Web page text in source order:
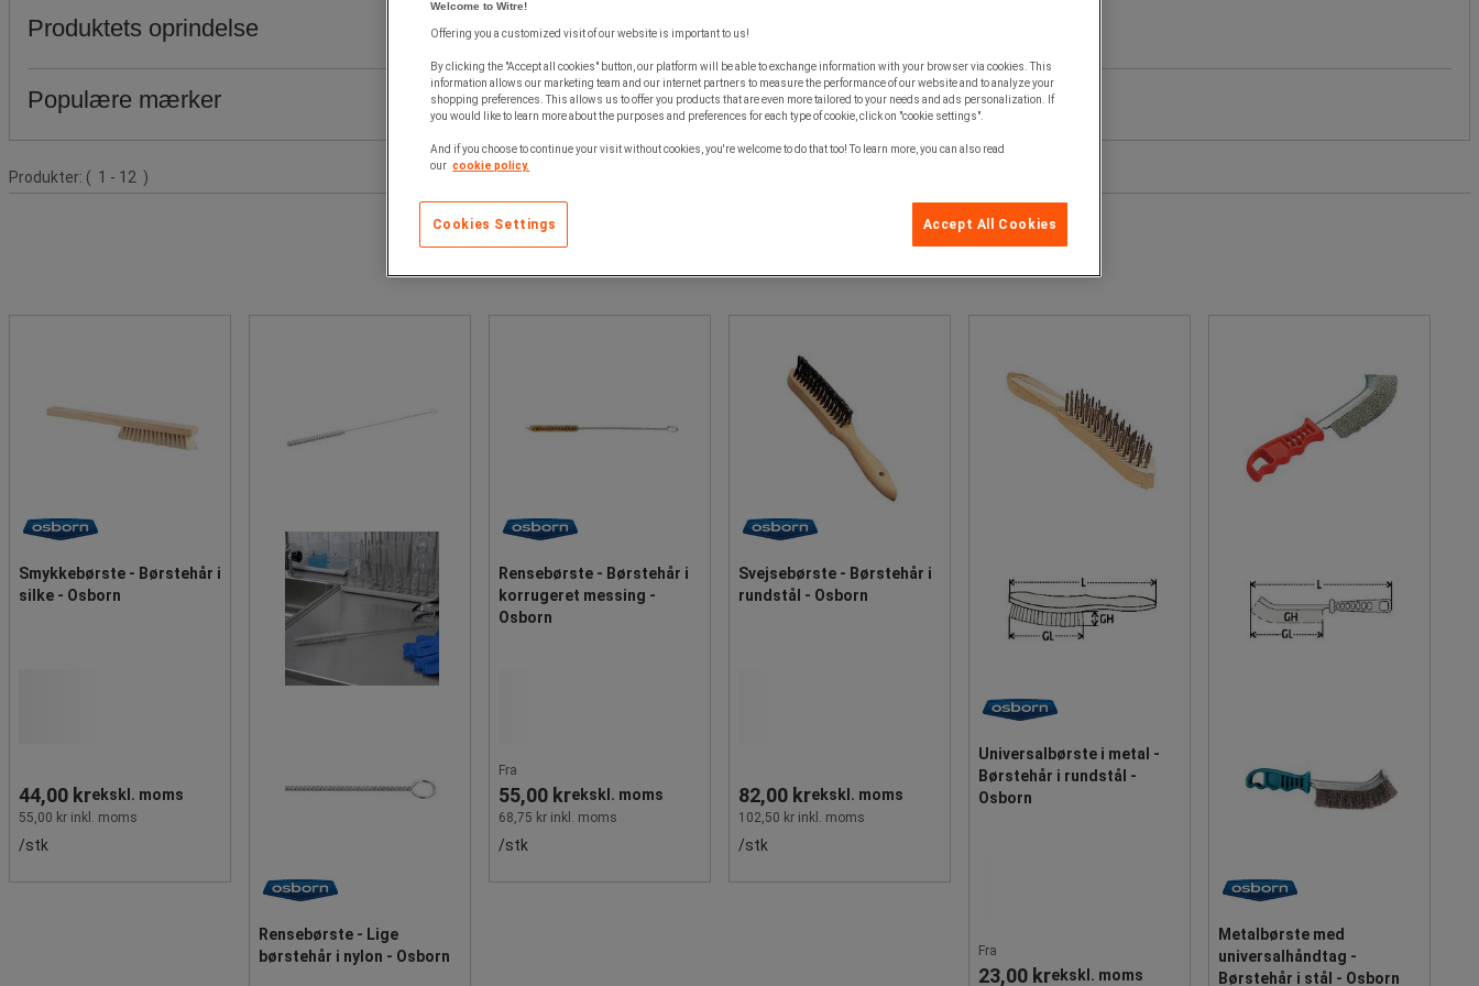
Produktets oprindelse
Populære mærker
Produktliste
Produkter: ( 1 - 12 )
Smykkebørste - Børstehår i
silke - Osborn
44,00 krekskl. moms
55,00 kr inkl. moms
/stk
Rensebørste - Lige
børstehår i nylon - Osborn
Rensebørste - Børstehår i
korrugeret messing -
Osborn
Fra
55,00 krekskl. moms
68,75 kr inkl. moms
/stk
Svejsebørste - Børstehår i
rundstål - Osborn
82,00 krekskl. moms
102,50 kr inkl. moms
/stk
Universalbørste i metal -
Børstehår i rundstål -
Osborn
Fra
23,00 krekskl. moms
Metalbørste med
universalhåndtag -
Børstehår i stål - Osborn
Welcome to Witre!
Offering you a customized visit of our website is important to us!
By clicking the "Accept all cookies" button, our platform will be able to exchange information with your browser via cookies. This
information allows our marketing team and our internet partners to measure the performance of our website and to analyze your
shopping preferences. This allows us to offer you products that are even more tailored to your needs and ads personalization. If
you would like to learn more about the purposes and preferences for each type of cookie, click on "cookie settings".
And if you choose to continue your visit without cookies, you're welcome to do that too! To learn more, you can also read
our cookie policy.
Accept All Cookies
Cookies Settings